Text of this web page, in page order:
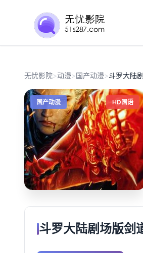
无忧影院>动漫>国产动漫>斗罗大陆
国产动漫 HD国语
斗罗大陆剧场版剑